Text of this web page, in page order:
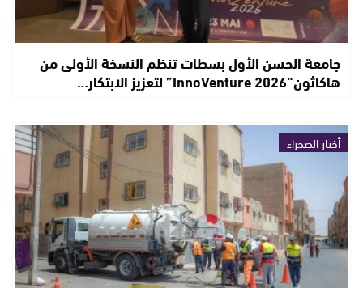
جامعة الحسن الأول بسطات تنظم النسخة الأولى من
هاكاثون“InnoVenture 2026” لتعزيز الابتكار…
أخبار الصحراء